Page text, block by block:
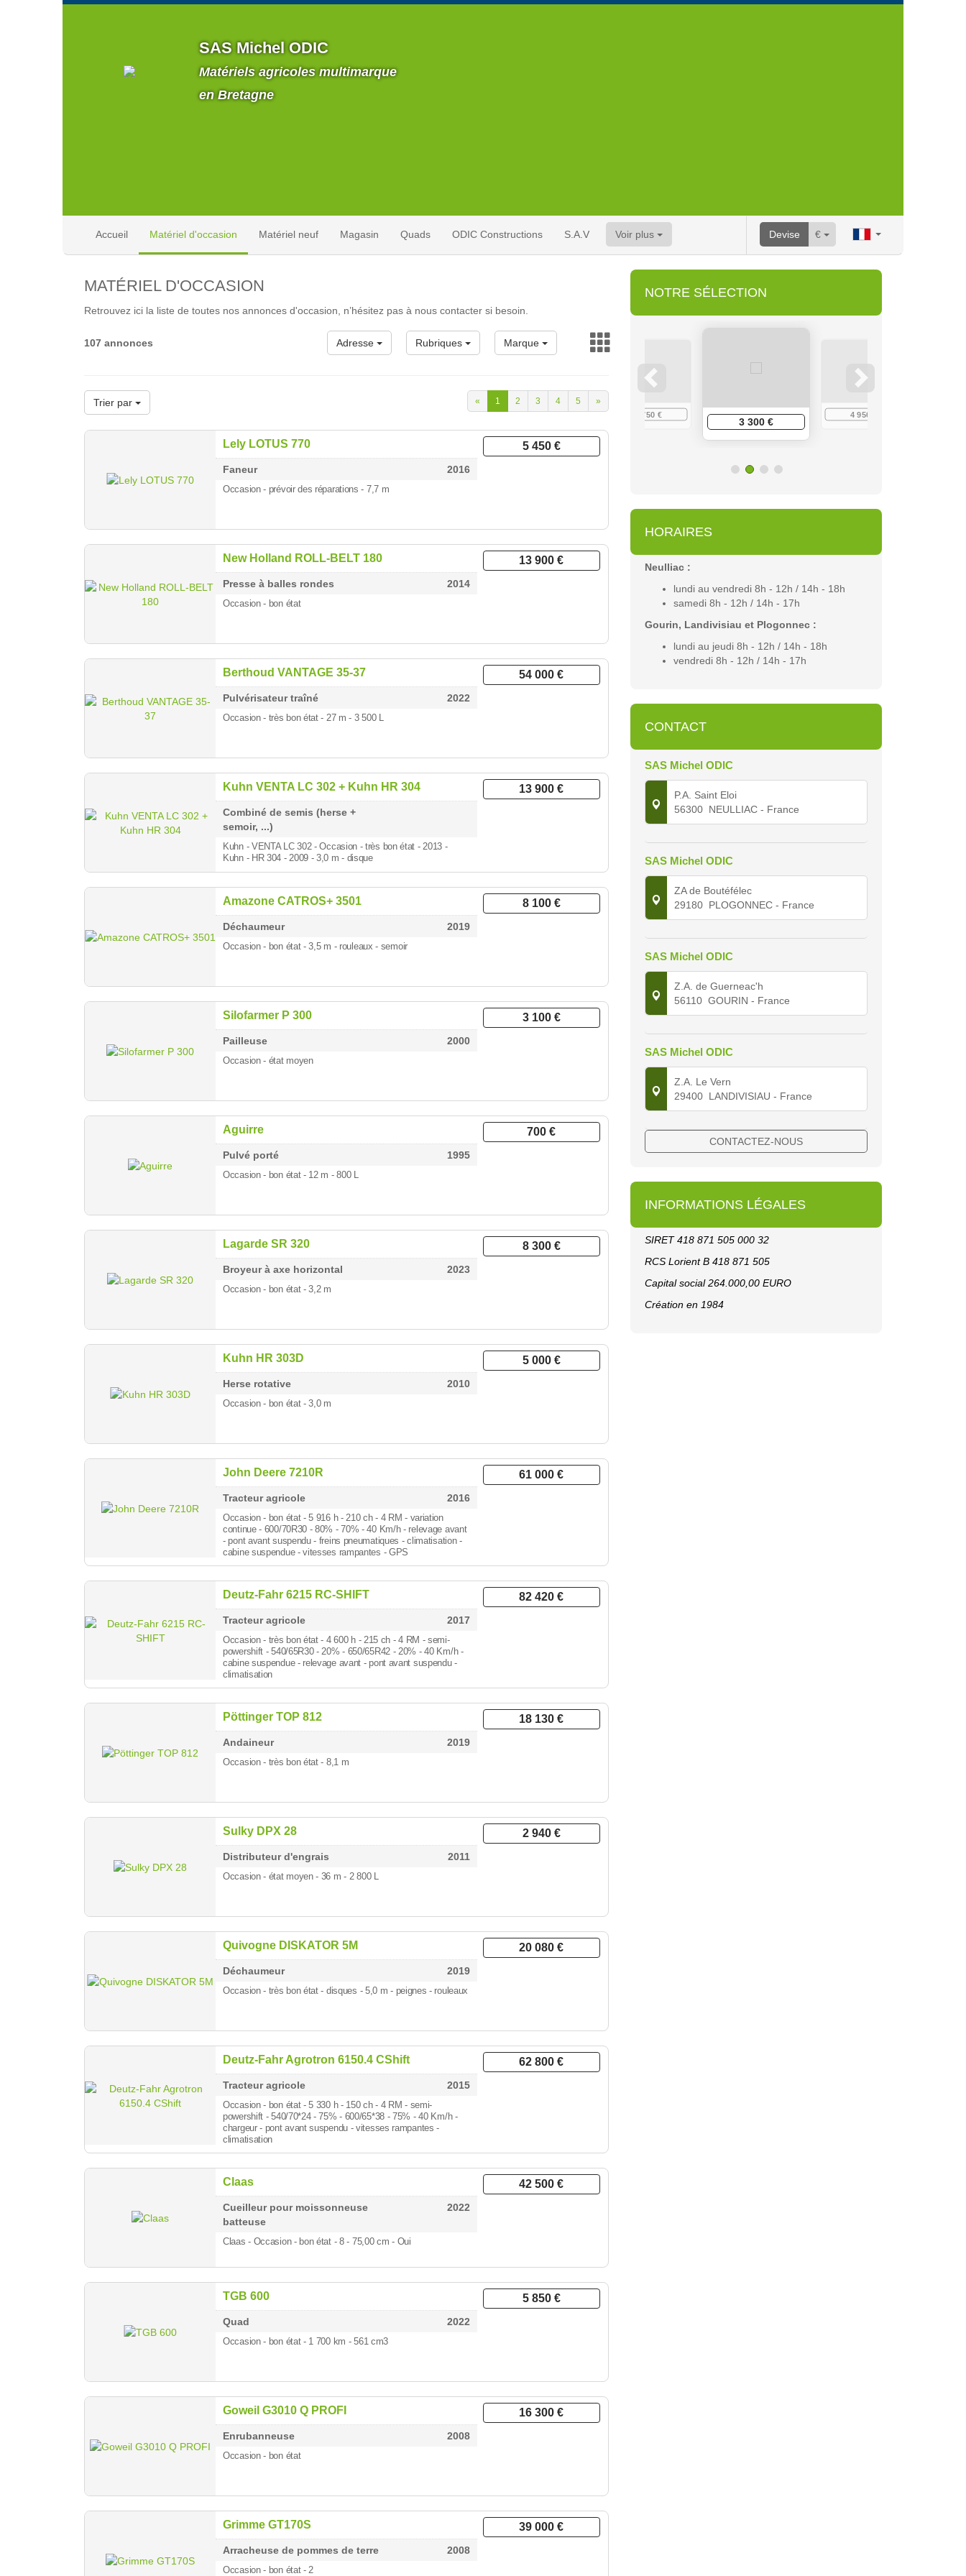
SAS Michel ODIC
Matériels agricoles multimarque
en Bretagne
Devise €
Accueil Matériel d'occasion Matériel neuf Magasin Quads ODIC Constructions S.A.V Voir plus
MATÉRIEL D'OCCASION
Retrouvez ici la liste de toutes nos annonces d'occasion, n’hésitez pas à nous contacter si besoin.
107 annonces Adresse Rubriques Marque
Trier par « 1 2 3 4 5 »
Lely LOTUS 770
Faneur 2016
Occasion - prévoir des réparations - 7,7 m
5 450 €
New Holland ROLL-BELT 180
Presse à balles rondes 2014
Occasion - bon état
13 900 €
Berthoud VANTAGE 35-37
Pulvérisateur traîné 2022
Occasion - très bon état - 27 m- 3 500 L
54 000 €
Kuhn VENTA LC 302 + Kuhn HR 304
Combiné de semis (herse +
semoir, ...)
Kuhn - VENTA LC 302 - Occasion - très bon état - 2013 -
Kuhn - HR 304 - 2009 - 3,0 m - disque
13 900 €
Amazone CATROS+ 3501
Déchaumeur 2019
Occasion - bon état - 3,5 m - rouleaux - semoir
8 100 €
Silofarmer P 300
Pailleuse 2000
Occasion - état moyen
3 100 €
Aguirre
Pulvé porté 1995
Occasion - bon état - 12 m - 800 L
700 €
Lagarde SR 320
Broyeur à axe horizontal 2023
Occasion - bon état - 3,2 m
8 300 €
Kuhn HR 303D
Herse rotative 2010
Occasion - bon état - 3,0 m
5 000 €
John Deere 7210R
Tracteur agricole 2016
Occasion - bon état - 5 916 h - 210 ch - 4 RM - variation
continue - 600/70R30 - 80% - 70% - 40 Km/h - relevage avant
- pont avant suspendu - freins pneumatiques - climatisation -
cabine suspendue - vitesses rampantes - GPS
61 000 €
Deutz-Fahr 6215 RC-SHIFT
Tracteur agricole 2017
Occasion - très bon état - 4 600 h - 215 ch - 4 RM - semi-
powershift - 540/65R30 - 20% - 650/65R42 - 20% - 40 Km/h -
cabine suspendue - relevage avant - pont avant suspendu -
climatisation
82 420 €
Pöttinger TOP 812
Andaineur 2019
Occasion - très bon état - 8,1 m
18 130 €
Sulky DPX 28
Distributeur d'engrais 2011
Occasion - état moyen - 36 m- 2 800 L
2 940 €
Quivogne DISKATOR 5M
Déchaumeur 2019
Occasion - très bon état - disques - 5,0 m - peignes - rouleaux
20 080 €
Deutz-Fahr Agrotron 6150.4 CShift
Tracteur agricole 2015
Occasion - bon état - 5 330 h - 150 ch - 4 RM - semi-
powershift - 540/70*24 - 75% - 600/65*38 - 75% - 40 Km/h -
chargeur - pont avant suspendu - vitesses rampantes -
climatisation
62 800 €
Claas
Cueilleur pour moissonneuse
batteuse
2022
Claas - Occasion - bon état - 8 - 75,00 cm - Oui
42 500 €
TGB 600
Quad 2022
Occasion - bon état - 1 700 km - 561 cm3
5 850 €
Goweil G3010 Q PROFI
Enrubanneuse 2008
Occasion - bon état
16 300 €
Grimme GT170S
Arracheuse de pommes de terre 2008
Occasion - bon état - 2
39 000 €
NOTRE SÉLECTION
6 900 € 8 750 €
3 300 €
4 950 €
HORAIRES
Neulliac :
lundi au vendredi 8h - 12h / 14h - 18h
samedi 8h - 12h / 14h - 17h
Gourin, Landivisiau et Plogonnec :
lundi au jeudi 8h - 12h / 14h - 18h
vendredi 8h - 12h / 14h - 17h
CONTACT
SAS Michel ODIC
P.A. Saint Eloi
56300 NEULLIAC - France
SAS Michel ODIC
ZA de Boutéfélec
29180 PLOGONNEC - France
SAS Michel ODIC
Z.A. de Guerneac'h
56110 GOURIN - France
SAS Michel ODIC
Z.A. Le Vern
29400 LANDIVISIAU - France
CONTACTEZ-NOUS
INFORMATIONS LÉGALES
SIRET 418 871 505 000 32
RCS Lorient B 418 871 505
Capital social 264.000,00 EURO
Création en 1984